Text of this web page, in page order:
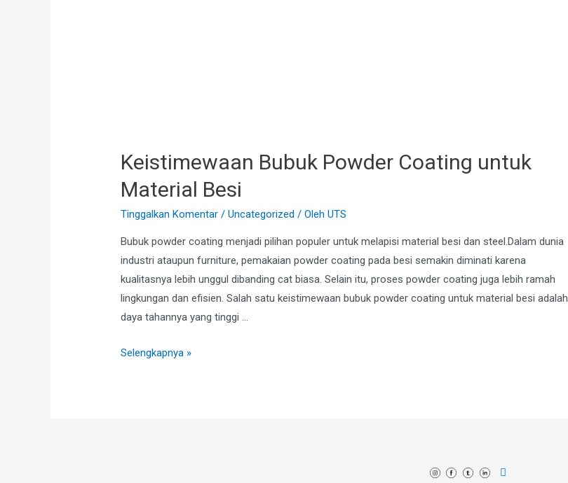
Keistimewaan Bubuk Powder Coating untuk
Material Besi
Tinggalkan Komentar /Uncategorized / OlehUTS
Bubuk powder coating menjadi pilihan populer untuk melapisi material besi dan steel.Dalam dunia
industri ataupun furniture, pemakaian powder coating pada besi semakin diminati karena
kualitasnya lebih unggul dibanding cat biasa. Selain itu, proses powder coating juga lebih ramah
lingkungan dan efisien. Salah satu keistimewaan bubuk powder coating untuk material besi adalah
daya tahannya yang tinggi …
Selengkapnya »